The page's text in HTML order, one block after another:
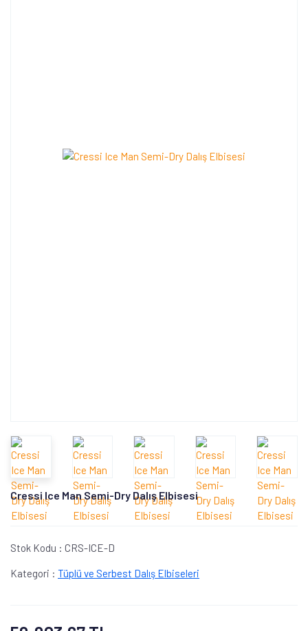
Cressi Ice Man Semi-Dry Dalış Elbisesi
Stok Kodu : CRS-ICE-D
Kategori : Tüplü ve Serbest Dalış Elbiseleri